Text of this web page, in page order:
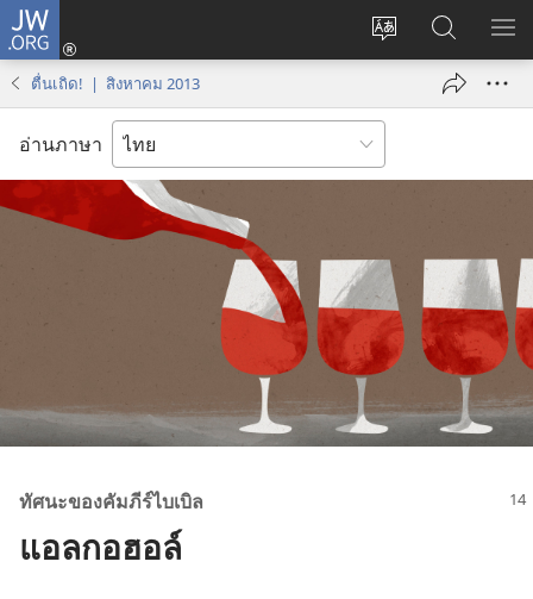
JW.ORG
เปลี่ยน
เข้า
(เปิด
ใหม่)
ค้นหา
ใน
JW.ORG
แส
ตื่นเถิด! | สิงหาคม 2013
อ่านภาษา
ทัศนะ​ของ​คัมภีร์​ไบเบิล
แอลกอฮอล์